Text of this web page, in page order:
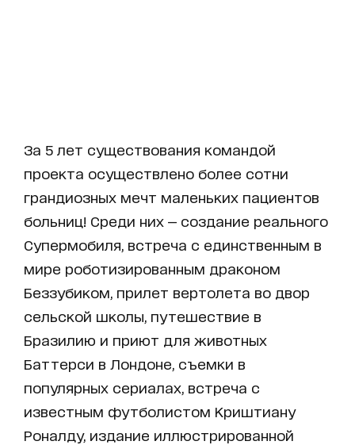
За 5 лет существования командой
проекта осуществлено более сотни
грандиозных мечт маленьких пациентов
больниц! Среди них — создание реального
Супермобиля, встреча с единственным в
мире роботизированным драконом
Беззубиком, прилет вертолета во двор
сельской школы, путешествие в
Бразилию и приют для животных
Баттерси в Лондоне, съемки в
популярных сериалах, встреча с
известным футболистом Криштиану
Роналду, издание иллюстрированной